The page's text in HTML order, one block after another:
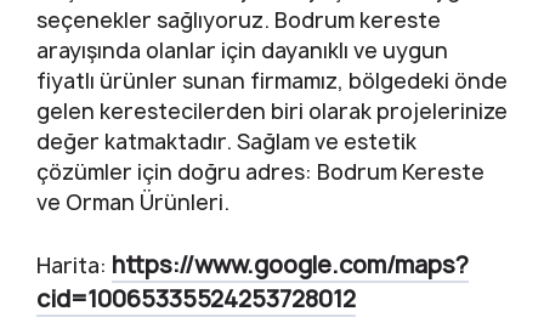
seçenekler sağlıyoruz. Bodrum kereste
arayışında olanlar için dayanıklı ve uygun
fiyatlı ürünler sunan firmamız, bölgedeki önde
gelen kerestecilerden biri olarak projelerinize
değer katmaktadır. Sağlam ve estetik
çözümler için doğru adres: Bodrum Kereste
ve Orman Ürünleri.
Harita: https://www.google.com/maps?
cid=10065335524253728012